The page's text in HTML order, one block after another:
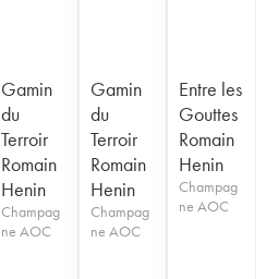
Gamin
du
Terroir
Romain
Henin
Champag
ne AOC
Gamin
du
Terroir
Romain
Henin
Champag
ne AOC
Entre les
Gouttes
Romain
Henin
Champag
ne AOC